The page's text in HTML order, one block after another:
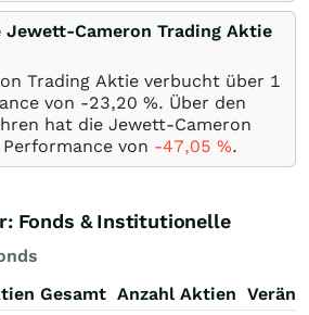
Cameron Trading Aktie
Trading Aktie verbucht über 1
von -23,20 %. Über den
hat die Jewett-Cameron
von -47,05 %.
Fonds & Institutionelle
Gesamt Anzahl Aktien